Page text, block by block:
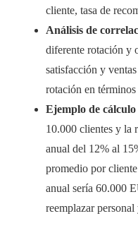
cliente, tasa de
Análisis de
diferente rotación y
satisfacción y
rotación en
Ejemplo de cálculo
10.000 clientes y la
anual del 12% al
promedio por
anual sería 60.000
reemplazar